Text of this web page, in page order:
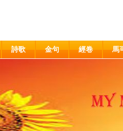
詩歌 金句 經卷 馬